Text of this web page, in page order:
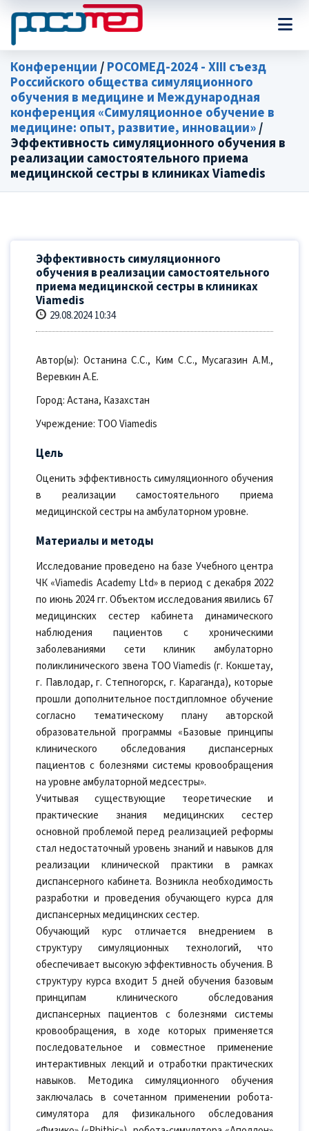
Конференции/РОСОМЕД-2024 - XIII съезд
Российского общества симуляционного
обучения в медицине и Международная
конференция «Симуляционное обучение в
медицине: опыт, развитие, инновации»/
Эффективность симуляционного обучения в
реализации самостоятельного приема
медицинской сестры в клиниках Viamedis
Эффективность симуляционного
обучения в реализации самостоятельного
приема медицинской сестры в клиниках
Viamedis
29.08.2024 10:34
Автор(ы): Останина С.С., Ким С.С., Мусагазин А.М.,
Веревкин А.Е.
Город: Астана, Казахстан
Учреждение: ТОО Viamedis
Цель
Оценить эффективность симуляционного обучения
в реализации самостоятельного приема
медицинской сестры на амбулаторном уровне.
Материалы и методы
Исследование проведено на базе Учебного центра
ЧК «Viamedis Academy Ltd» в период с декабря 2022
по июнь 2024 гг. Объектом исследования явились 67
медицинских сестер кабинета динамического
наблюдения пациентов с хроническими
заболеваниями сети клиник амбулаторно
поликлинического звена ТОО Viamedis (г. Кокшетау,
г. Павлодар, г. Степногорск, г. Караганда), которые
прошли дополнительное постдипломное обучение
согласно тематическому плану авторской
образовательной программы «Базовые принципы
клинического обследования диспансерных
пациентов с болезнями системы кровообращения
на уровне амбулаторной медсестры».
Учитывая существующие теоретические и
практические знания медицинских сестер
основной проблемой перед реализацией реформы
стал недостаточный уровень знаний и навыков для
реализации клинической практики в рамках
диспансерного кабинета. Возникла необходимость
разработки и проведения обучающего курса для
диспансерных медицинских сестер.
Обучающий курс отличается внедрением в
структуру симуляционных технологий, что
обеспечивает высокую эффективность обучения. В
структуру курса входит 5 дней обучения базовым
принципам клинического обследования
диспансерных пациентов с болезнями системы
кровообращения, в ходе которых применяется
последовательное и совместное применение
интерактивных лекций и отработки практических
навыков. Методика симуляционного обучения
заключалась в сочетанном применении робота-
симулятора для физикального обследования